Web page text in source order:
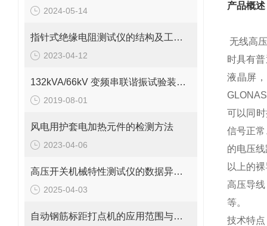
2024-05-14
指针式绝缘电阻测试仪的结构及工作原理
2023-04-12
132kVA/66kV 变频串联谐振试验装置方案
2019-08-01
风电用护套电加热元件的检测方法
2023-04-06
高压开关机械特性测试仪的数据异常怎么处理？
2025-04-03
自动钢筋标距打点机的应用范围与优势介绍
产品概述
无线高
时具有
液晶屏
可以同
信号正
的电压
以上的
高压导
等。
技术特点